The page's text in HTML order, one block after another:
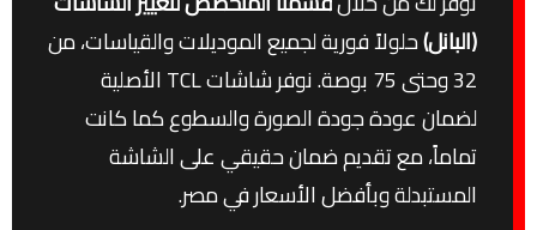
(البانل)حلولاً فورية لجميع الموديلات والقياسات، من
32 وحتى 75 بوصة. نوفر شاشات TCL الأصلية
لضمان عودة جودة الصورة والسطوع كما كانت
تماماً، مع تقديم ضمان حقيقي على الشاشة
المستبدلة وبأفضل الأسعار في مصر.